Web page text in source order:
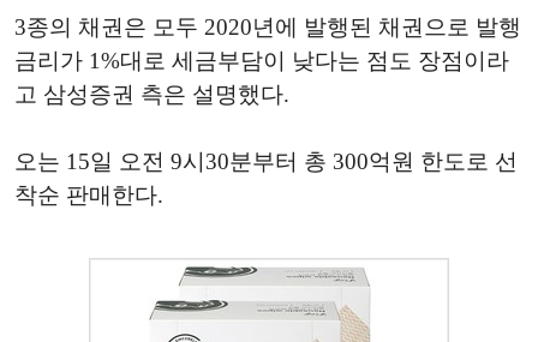
3종의 채권은 모두 2020년에 발행된 채권으로 발행
금리가 1%대로 세금부담이 낮다는 점도 장점이라
고 삼성증권 측은 설명했다.
오는 15일 오전 9시30분부터 총 300억원 한도로 선
착순 판매한다.